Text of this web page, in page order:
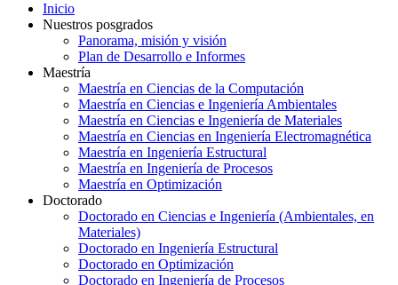
Inicio
Nuestros posgrados
Panorama, misión y visión
Plan de Desarrollo e Informes
Maestría
Maestría en Ciencias de la Computación
Maestría en Ciencias e Ingeniería Ambientales
Maestría en Ciencias e Ingeniería de Materiales
Maestría en Ciencias en Ingeniería Electromagnética
Maestría en Ingeniería Estructural
Maestría en Ingeniería de Procesos
Maestría en Optimización
Doctorado
Doctorado en Ciencias e Ingeniería (Ambientales, en
Materiales)
Doctorado en Ingeniería Estructural
Doctorado en Optimización
Doctorado en Ingeniería de Procesos